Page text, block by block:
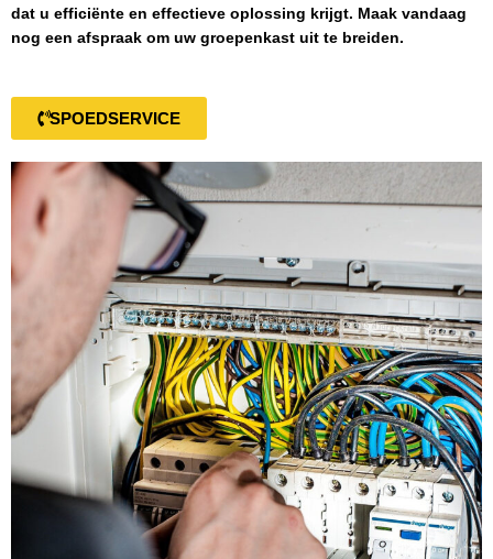
dat u efficiënte en effectieve oplossing krijgt. Maak vandaag
nog een afspraak om uw groepenkast uit te breiden.
SPOEDSERVICE